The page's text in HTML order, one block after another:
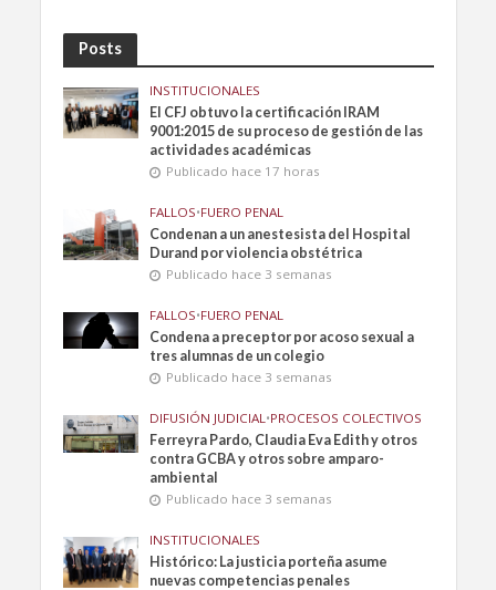
Posts
INSTITUCIONALES
El CFJ obtuvo la certificación IRAM
9001:2015 de su proceso de gestión de las
actividades académicas
Publicado hace 17 horas
FALLOS•FUERO PENAL
Condenan a un anestesista del Hospital
Durand por violencia obstétrica
Publicado hace 3 semanas
FALLOS•FUERO PENAL
Condena a preceptor por acoso sexual a
tres alumnas de un colegio
Publicado hace 3 semanas
DIFUSIÓN JUDICIAL •PROCESOS COLECTIVOS
Ferreyra Pardo, Claudia Eva Edith y otros
contra GCBA y otros sobre amparo-
ambiental
Publicado hace 3 semanas
INSTITUCIONALES
Histórico: La justicia porteña asume
nuevas competencias penales